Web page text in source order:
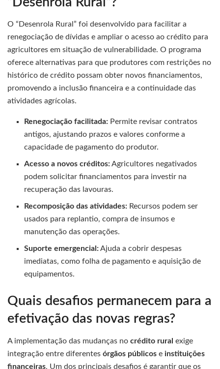
O “Desenrola Rural” foi desenvolvido para facilitar a
renegociação de dívidas e ampliar o acesso ao crédito para
agricultores em situação de vulnerabilidade. O programa
oferece alternativas para que produtores com restrições no
histórico de crédito possam obter novos financiamentos,
promovendo a inclusão financeira e a continuidade das
atividades agrícolas.
Renegociação facilitada: Permite revisar contratos
antigos, ajustando prazos e valores conforme a
capacidade de pagamento do produtor.
Acesso a novos créditos:Agricultores negativados
podem solicitar financiamentos para investir na
recuperação das lavouras.
Recomposição das atividades: Recursos podem ser
usados para replantio, compra de insumos e
manutenção das operações.
Suporte emergencial:Ajuda a cobrir despesas
imediatas, como folha de pagamento e aquisição de
equipamentos.
Quais desafios permanecem para a
efetivação das novas regras?
A implementação das mudanças no crédito rural exige
integração entre diferentes órgãos públicos e instituições
financeiras. Um dos principais desafios é garantir que os